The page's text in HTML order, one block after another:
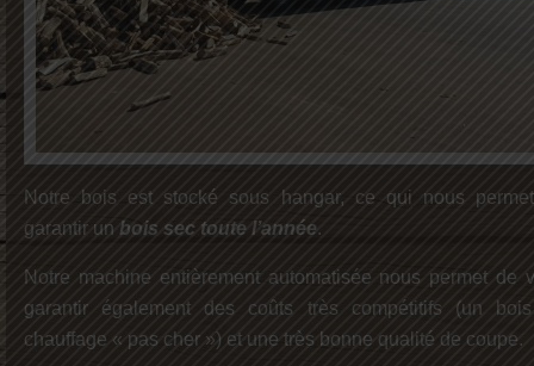
Notre bois est stocké sous hangar, ce qui nous
garantir un bois sec toute l’année.
Notre machine entièrement automatisée nous permet de
garantir également des coûts très compétitifs (un
chauffage « pas cher ») et une très bonne qualité de coupe.